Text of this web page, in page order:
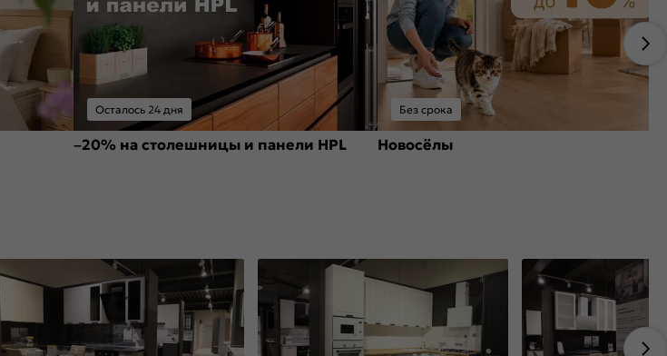
Осталось 24 дня
–20% на столешницы и панели HPL
Без срока
Новосёлы